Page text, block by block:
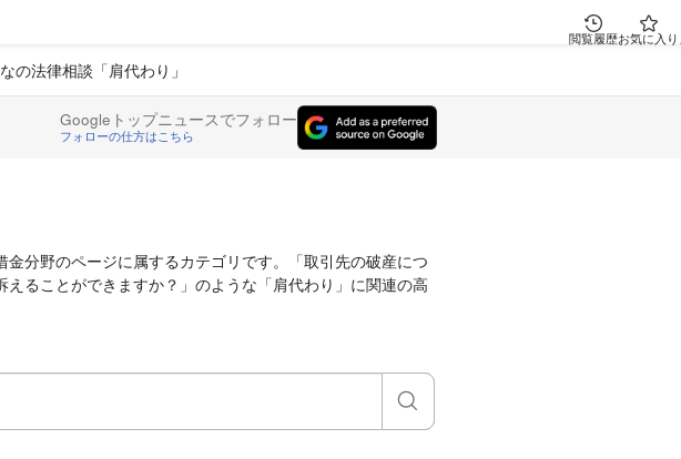
閲覧履歴お気に入り
の法律相談「肩代わり」
Googleトップニュースでフォロー
フォローの仕方はこちら
分野のページに属するカテゴリです。「取引先の破産につ
ることができますか？」のような「肩代わり」に関連の高